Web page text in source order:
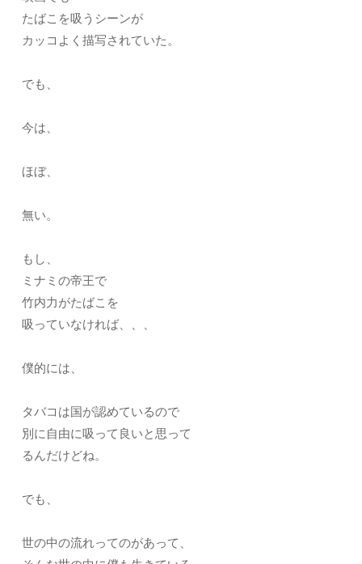
たばこを吸うシーンが
カッコよく描写されていた。
でも、
今は、
ほぼ、
無い。
もし、
ミナミの帝王で
竹内力がたばこを
吸っていなければ、、、
僕的には、
タバコは国が認めているので
別に自由に吸って良いと思って
るんだけどね。
でも、
世の中の流れってのがあって、